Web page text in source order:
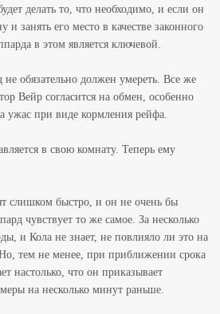
делать то, что необходимо, и если он
занять его место в качестве законного
в этом является ключевой.
обязательно должен умереть. Все же
Вейр согласится на обмен, особенно
ужас при виде кормления рейфа.
в свою комнату. Теперь ему
слишком быстро, и он не очень бы
чувствует то же самое. За несколько
и Кола не знает, не повлияло ли это на
тем не менее, при приближении срока
настолько, что он приказывает
на несколько минут раньше.